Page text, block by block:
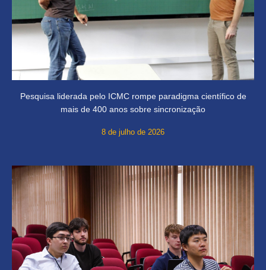
Pesquisa liderada pelo ICMC rompe paradigma científico de
mais de 400 anos sobre sincronização
8 de julho de 2026